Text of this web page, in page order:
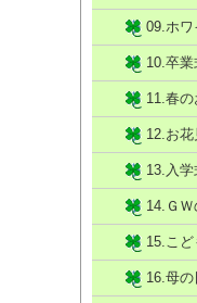
09.ホワ
10.卒業
11.春
12.お花
13.入
14.Ｇ
15.こど
16.母の